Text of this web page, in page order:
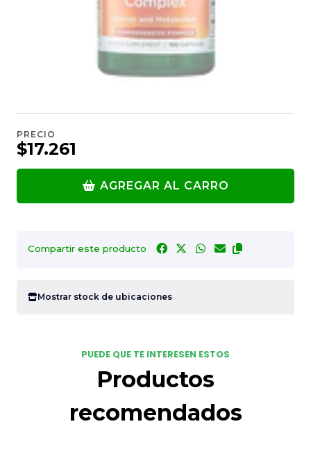
PRECIO
$17.261
AGREGAR AL CARRO
Compartir este producto
Mostrar stock de ubicaciones
PUEDE QUE TE INTERESEN ESTOS
Productos
recomendados